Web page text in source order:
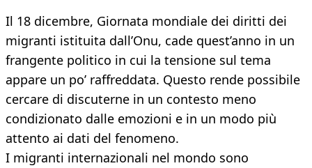
Il 18 dicembre, Giornata mondiale dei diritti dei
migranti istituita dall’Onu, cade quest’anno in un
frangente politico in cui la tensione sul tema
appare un po’ raffreddata. Questo rende possibile
cercare di discuterne in un contesto meno
condizionato dalle emozioni e in un modo più
attento ai dati del fenomeno.
I migranti internazionali nel mondo sono